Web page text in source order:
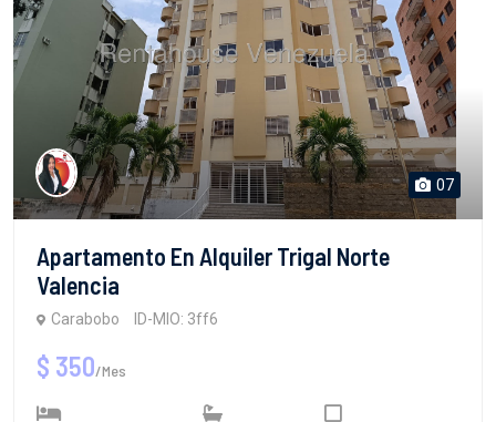
07
Apartamento En Alquiler Trigal Norte
Valencia
Carabobo ID-MIO: 3ff6
$ 350/Mes